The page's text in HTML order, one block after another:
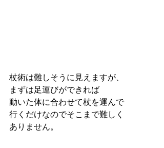
杖術は難しそうに見えますが、
まずは足運びができれば
動いた体に合わせて杖を運んで
行くだけなのでそこまで難しく
ありません。